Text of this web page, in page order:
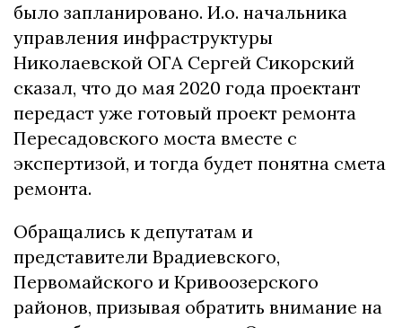
было запланировано. И.о. начальника
управления инфраструктуры
Николаевской ОГА Сергей Сикорский
сказал, что до мая 2020 года проектант
передаст уже готовый проект ремонта
Пересадовского моста вместе с
экспертизой, и тогда будет понятна смета
ремонта.
Обращались к депутатам и
представители Врадиевского,
Первомайского и Кривоозерского
районов, призывая обратить внимание на